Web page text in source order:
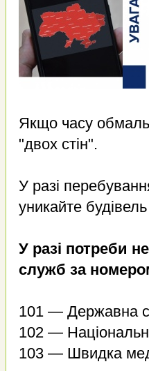
Якщо часу
"двох стін".
У разі
уникайте
У разі потреби
служб за
101 — Державна
102 —
103 — Швидка